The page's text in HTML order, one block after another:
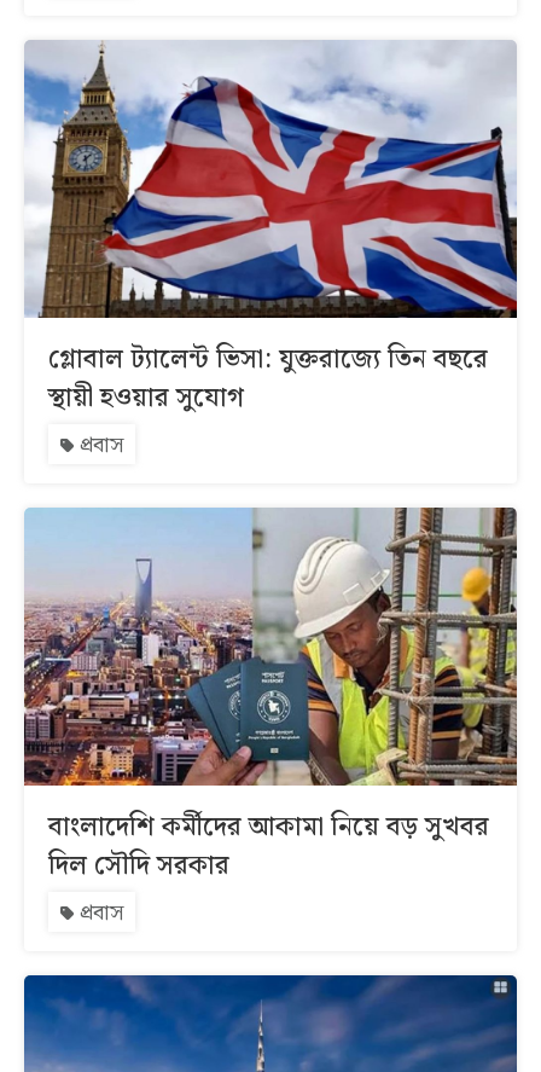
গ্লোবাল ট্যালেন্ট ভিসা: যুক্তরাজ্যে তিন বছরে
স্থায়ী হওয়ার সুযোগ
প্রবাস
বাংলাদেশি কর্মীদের আকামা নিয়ে বড় সুখবর
দিল সৌদি সরকার
প্রবাস